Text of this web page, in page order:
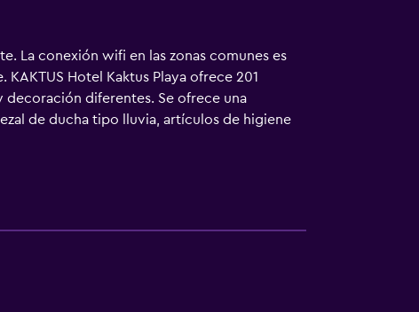
La conexión wifi en las zonas comunes es
Hotel Kaktus Playa ofrece 201
decoración diferentes. Se ofrece una
de ducha tipo lluvia, artículos de higiene
acceso a Internet wifi gratis. Los
limpieza todos los días. En el alojamiento